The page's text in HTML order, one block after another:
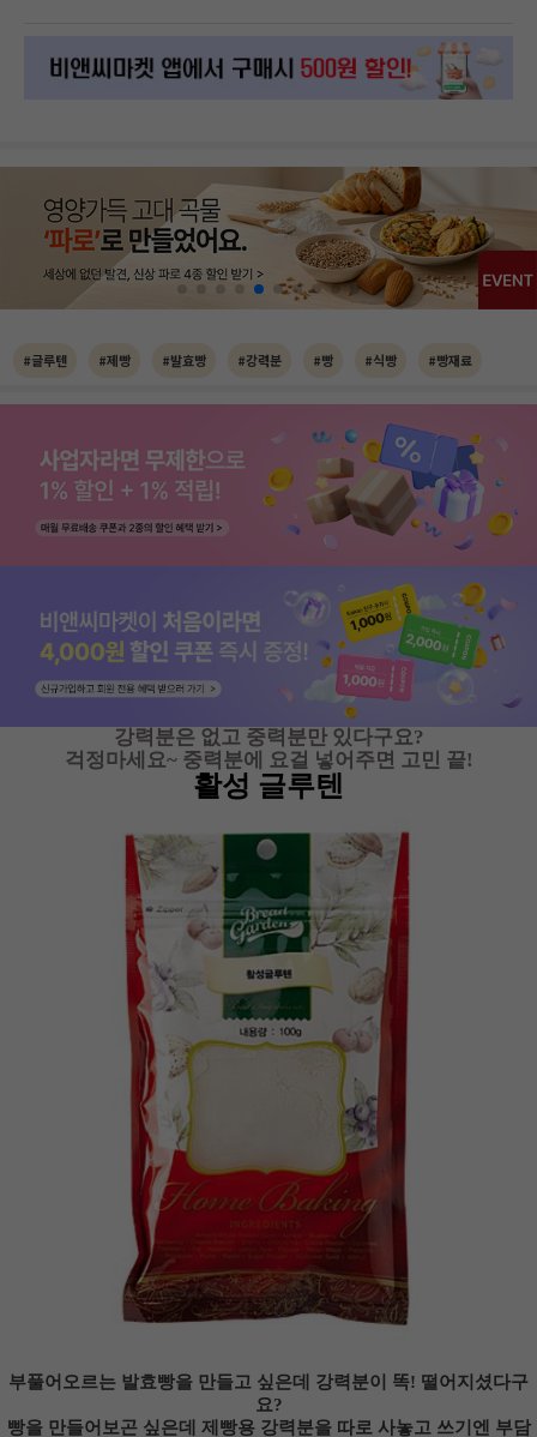
#글루텐 #제빵 #발효빵 #강력분 #빵 #식빵 #빵재료
강력분은 없고 중력분만 있다구요?
걱정마세요~ 중력분에 요걸 넣어주면 고민 끝!
활성 글루텐
부풀어오르는 발효빵을 만들고 싶은데 강력분이 똑! 떨어지셨다구
요?
빵을 만들어보곤 싶은데 제빵용 강력분을 따로 사놓고 쓰기엔 부담